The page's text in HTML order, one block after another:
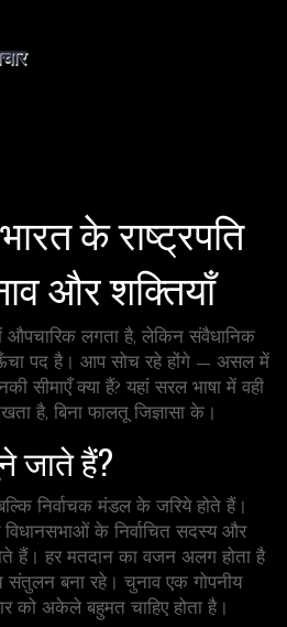
के राष्ट्रपति
और शक्तियाँ
औपचारिक लगता है, लेकिन संवैधानिक
पद है। आप सोच रहे होंगे — असल में
सीमाएँ क्या हैं? यहां सरल भाषा में वही
है, बिना फालतू जिज्ञासा के।
जाते हैं?
निर्वाचक मंडल के जरिये होते हैं।
के निर्वाचित सदस्य और
हैं। हर मतदान का वजन अलग होता है
बना रहे। चुनाव एक गोपनीय
को अकेले बहुमत चाहिए होता है।